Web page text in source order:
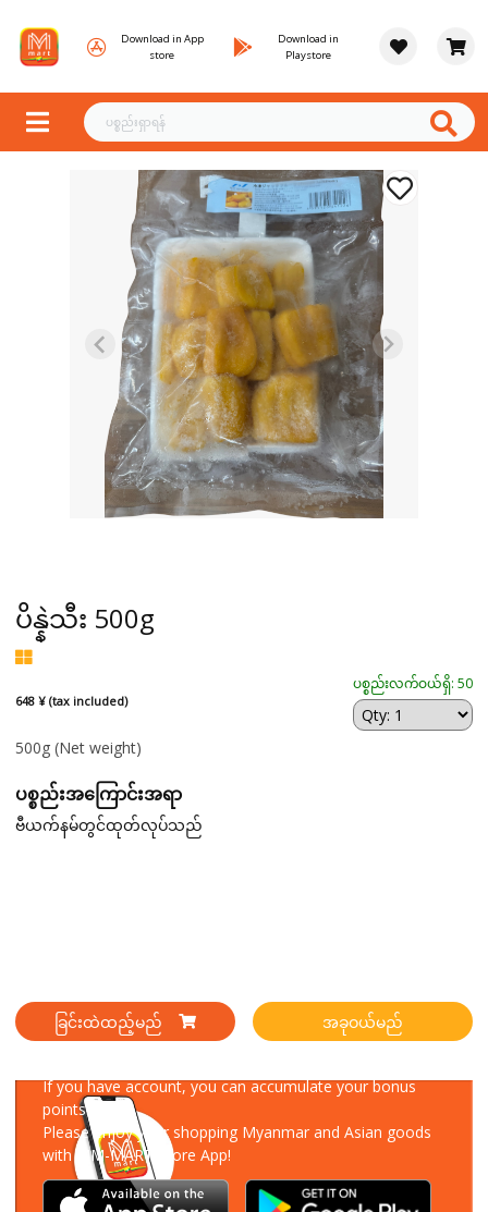
Download in App
store
Download in
Playstore
ပိန္နဲသီး 500g
648 ¥ (tax included)
ပစ္စည်းလက်ဝယ်ရှိ: 50
500g (Net weight)
ပစ္စည်းအကြောင်းအရာ
ဗီယက်နမ်တွင်ထုတ်လုပ်သည်
ခြင်းထဲထည့်မည် အခုဝယ်မည်
If you have account, you can accumulate your bonus
points!
Please enjoy your shopping Myanmar and Asian goods
with MM-MART Store App!